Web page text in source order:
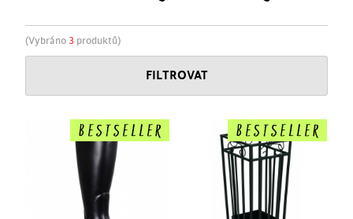
(Vybráno 3 produktů)
FILTROVAT